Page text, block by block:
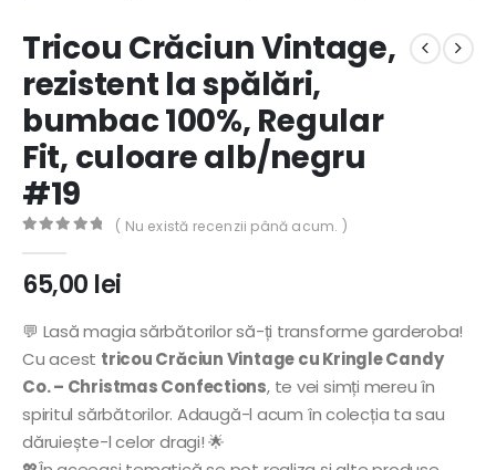
Tricou Crăciun Vintage,
rezistent la spălări,
bumbac 100%, Regular
Fit, culoare alb/negru
#19
( Nu există recenzii până acum. )
65,00 lei
💬 Lasă magia sărbătorilor să-ți transforme garderoba!
Cu acest tricou Crăciun Vintage cu Kringle Candy
Co. – Christmas Confections, te vei simți mereu în
spiritul sărbătorilor. Adaugă-l acum în colecția ta sau
dăruiește-l celor dragi! 🌟